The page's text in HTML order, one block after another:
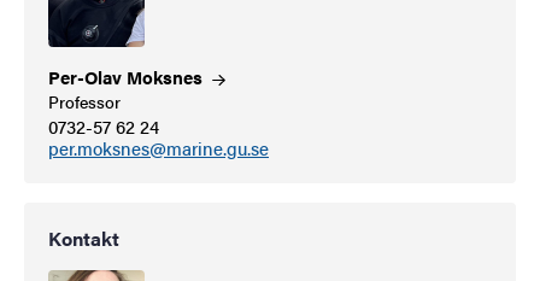
Per-Olav Moksnes
Professor
0732-57 62 24
per.moksnes@marine.gu.se
Kontakt